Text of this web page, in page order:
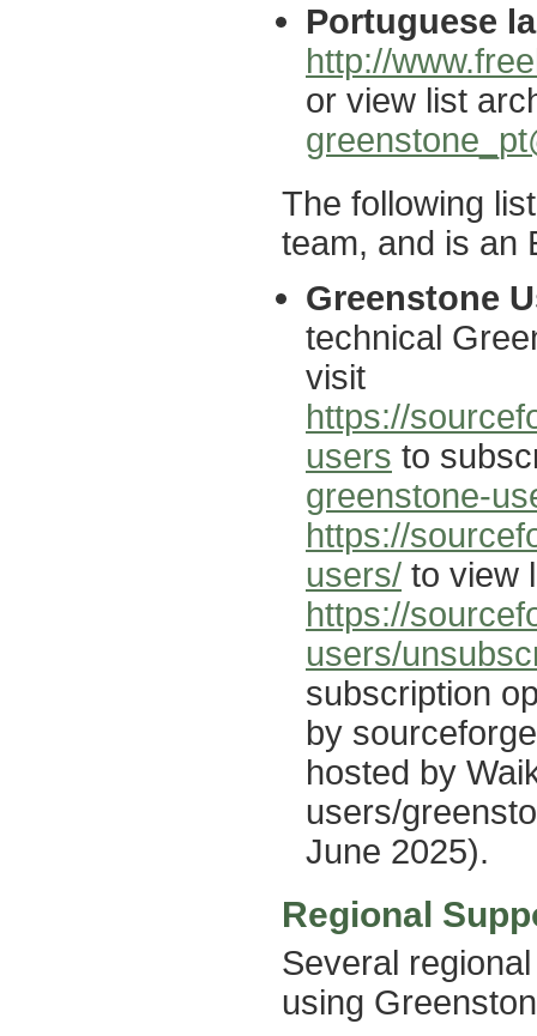
Portuguese
http://
or view list
The following
team, and is an
Greenstone
technical
visit
https://
users to
greenstone-
https://
users/ to view
https://
users/
subscription
by
hosted by
users/
June 2025).
Regional
Several
using